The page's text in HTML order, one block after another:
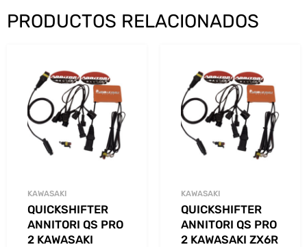
PRODUCTOS RELACIONADOS
KAWASAKI
QUICKSHIFTER
ANNITORI QS PRO
2 KAWASAKI
KAWASAKI
QUICKSHIFTER
ANNITORI QS PRO
2 KAWASAKI ZX6R